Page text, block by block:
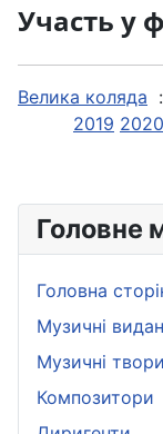
Головне
Головна
Музичні
Музичні твори
Композитори
Участь у
Велика коляда :
2019 2020